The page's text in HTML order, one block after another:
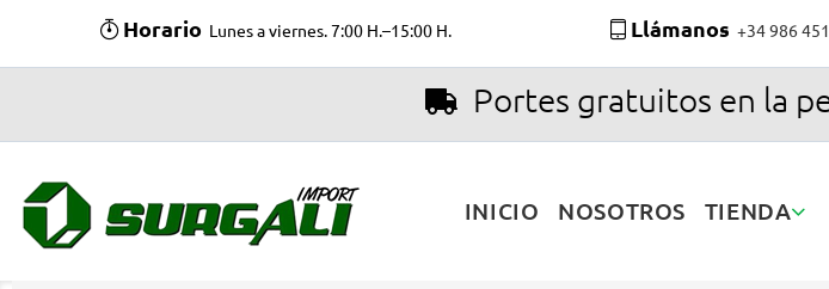
Horario Lunes a viernes. 7:00 H.–15:00 H. Llámanos +34 986
Portes gratuitos en la
INICIO NOSOTROS TIENDA